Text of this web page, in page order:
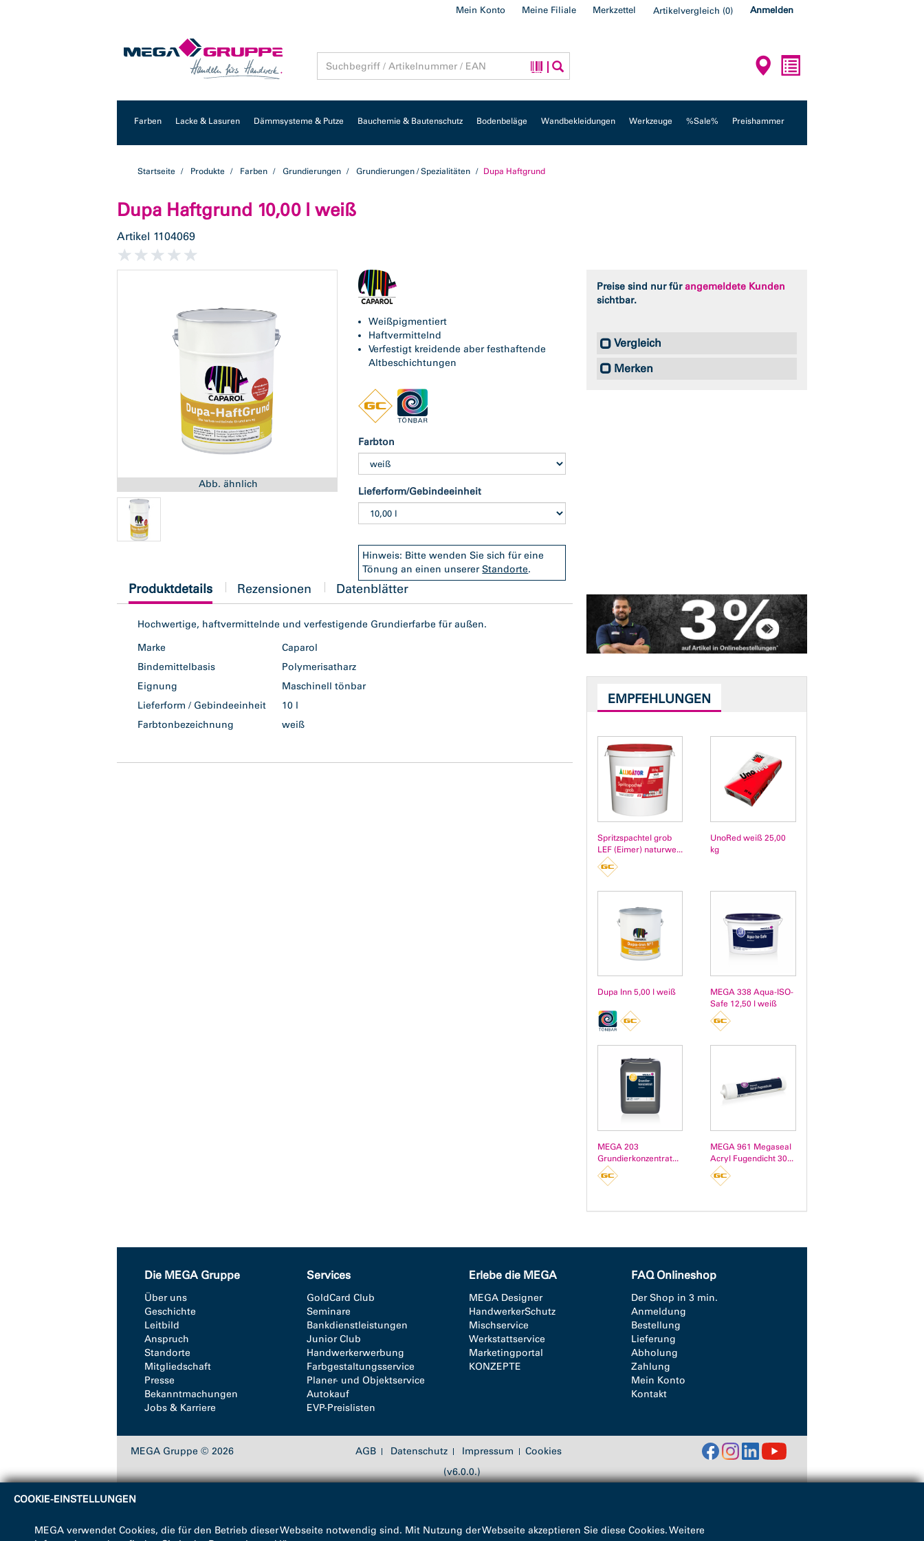
Mein Konto Meine Filiale Merkzettel Artikelvergleich (0) Anmelden
Farben Lacke & Lasuren Dämmsysteme & Putze Bauchemie & Bautenschutz Bodenbeläge Wandbekleidungen Werkzeuge %Sale% Preishammer
Startseite Produkte Farben Grundierungen Grundierungen / Spezialitäten Dupa Haftgrund
Dupa Haftgrund 10,00 l weiß
Artikel 1104069
Abb. ähnlich
Weißpigmentiert
Haftvermittelnd
Verfestigt kreidende aber festhaftende
Altbeschichtungen
Farbton
Lieferform/Gebindeeinheit
Hinweis: Bitte wenden Sie sich für eine
Tönung an einen unsererStandorte.
Preise sind nur fürangemeldete Kunden
sichtbar.
Vergleich
Merken
current
tab:
Produktdetails Rezensionen Datenblätter
Hochwertige, haftvermittelnde und verfestigende Grundierfarbe für außen.
Marke
Caparol
Bindemittelbasis
Polymerisatharz
Eignung
Maschinell tönbar
Lieferform / Gebindeeinheit
10 l
Farbtonbezeichnung
weiß
EMPFEHLUNGEN
Spritzspachtel grob
LEF (Eimer) naturwe...
UnoRed weiß 25,00
kg
Dupa Inn 5,00 l weiß
MEGA 338 Aqua-ISO-
Safe 12,50 l weiß
MEGA 203
Grundierkonzentrat...
MEGA 961 Megaseal
Acryl Fugendicht 30...
Die MEGA Gruppe
Über uns
Geschichte
Leitbild
Anspruch
Standorte
Mitgliedschaft
Presse
Bekanntmachungen
Jobs & Karriere
Services
GoldCard Club
Seminare
Bankdienstleistungen
Junior Club
Handwerkerwerbung
Farbgestaltungsservice
Planer- und Objektservice
Autokauf
EVP-Preislisten
Erlebe die MEGA
MEGA Designer
HandwerkerSchutz
Mischservice
Werkstattservice
Marketingportal
KONZEPTE
FAQ Onlineshop
Der Shop in 3 min.
Anmeldung
Bestellung
Lieferung
Abholung
Zahlung
Mein Konto
Kontakt
MEGA Gruppe © 2026 AGB Datenschutz Impressum
Cookies
(v6.0.0.)
COOKIE-EINSTELLUNGEN
MEGA verwendet Cookies, die für den Betrieb dieser Webseite notwendig sind. Mit Nutzung der Webseite akzeptieren Sie diese Cookies. Weitere